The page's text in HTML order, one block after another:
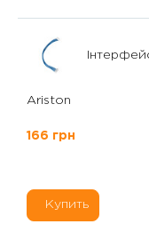
Ariston
166 грн
Купить